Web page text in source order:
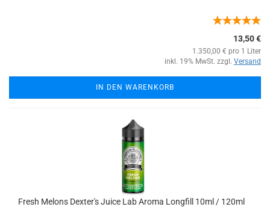
13,50 €
1.350,00 € pro 1 Liter
inkl. 19% MwSt. zzgl. Versand
IN DEN WARENKORB
Fresh Melons Dexter's Juice Lab Aroma Longfill 10ml / 120ml